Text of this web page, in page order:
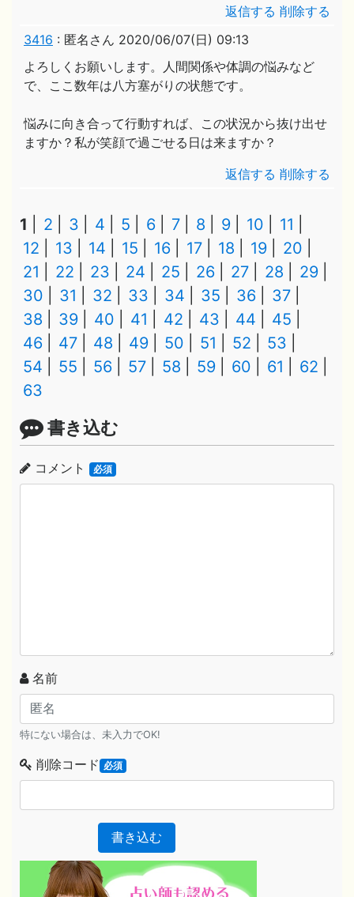
返信する 削除する
3416 : 匿名さん 2020/06/07(日) 09:13
よろしくお願いします。人間関係や体調の悩みなど
で、ここ数年は八方塞がりの状態です。
悩みに向き合って行動すれば、この状況から抜け出せ
ますか？私が笑顔で過ごせる日は来ますか？
返信する 削除する
1 2 3 4 5 6 7 8 9 10
11
12
13 14 15 16 17 18 19
20
21
22 23 24 25 26 27 28
29
30
31 32 33 34 35 36
37
38
39 40 41 42 43 44
45
46
47 48 49 50 51 52
53
54
55 56 57 58 59 60 61
62
63
書き込む
コメント 必須
名前
特にない場合は、未入力でOK!
削除コード 必須
書き込む